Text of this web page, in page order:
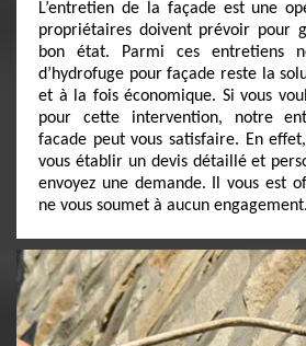
L’entretien de la façade est une
propriétaires doivent prévoir pour
bon état. Parmi ces entretiens
d’hydrofuge pour façade reste la
et à la fois économique. Si vous
pour cette intervention, notre
facade peut vous satisfaire. En
vous établir un devis détaillé et
envoyez une demande. Il vous est
ne vous soumet à aucun engagement.